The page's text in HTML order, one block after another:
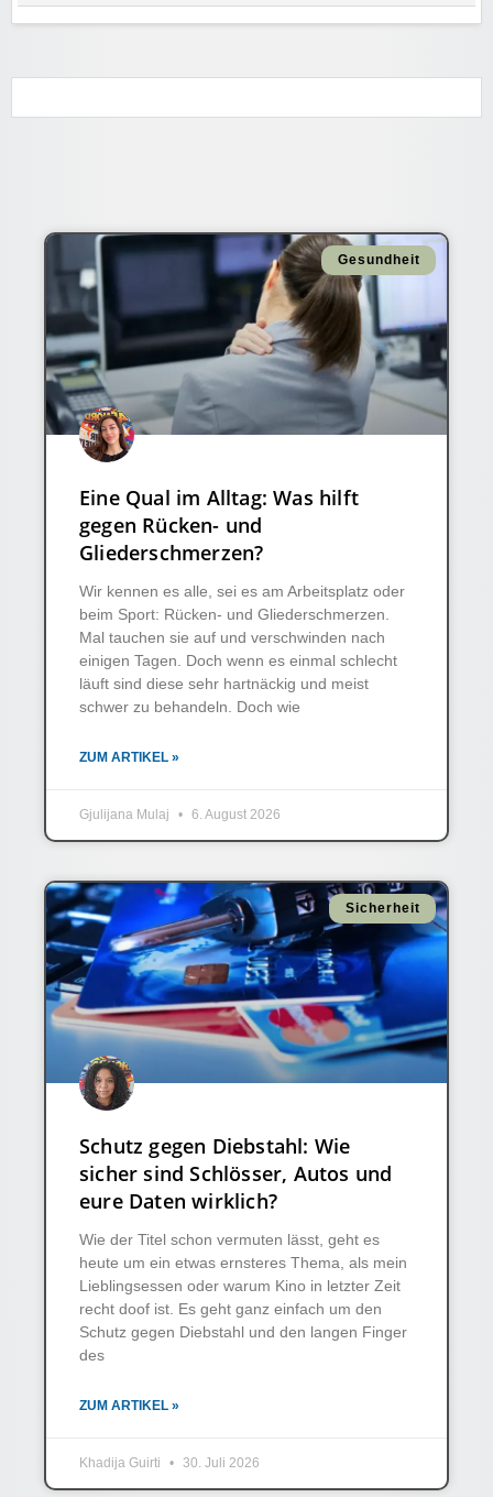
Gesundheit
Eine Qual im Alltag: Was hilft
gegen Rücken- und
Gliederschmerzen?
Wir kennen es alle, sei es am Arbeitsplatz oder
beim Sport: Rücken- und Gliederschmerzen.
Mal tauchen sie auf und verschwinden nach
einigen Tagen. Doch wenn es einmal schlecht
läuft sind diese sehr hartnäckig und meist
schwer zu behandeln. Doch wie
ZUM ARTIKEL »
Gjulijana Mulaj 6. August 2026
Sicherheit
Schutz gegen Diebstahl: Wie
sicher sind Schlösser, Autos und
eure Daten wirklich?
Wie der Titel schon vermuten lässt, geht es
heute um ein etwas ernsteres Thema, als mein
Lieblingsessen oder warum Kino in letzter Zeit
recht doof ist. Es geht ganz einfach um den
Schutz gegen Diebstahl und den langen Finger
des
ZUM ARTIKEL »
Khadija Guirti 30. Juli 2026